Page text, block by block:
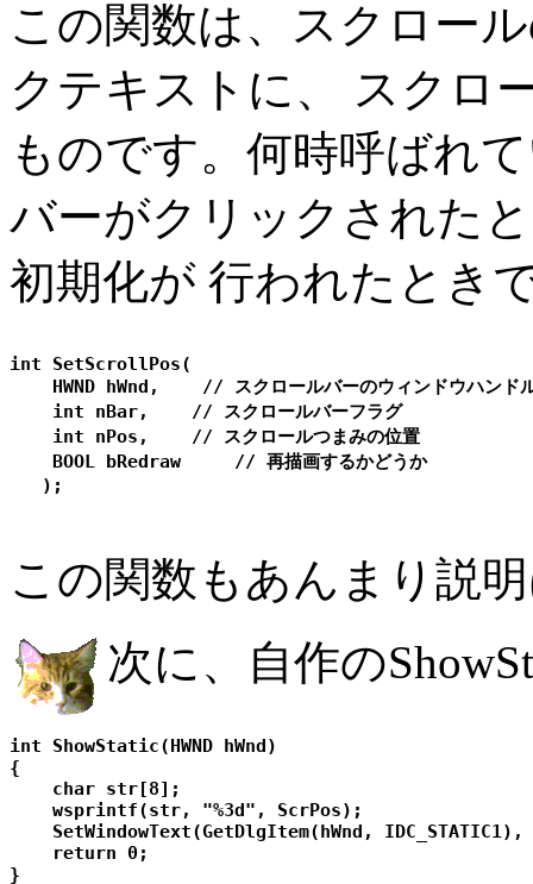
この関数は、スクロー
クテキストに、 スクロ
ものです。何時呼ばれ
バーがクリックされた
初期化が 行われたとき
int SetScrollPos(
HWND hWnd,    // スクロールバーのウィンドウハンド
    int nBar,    // スクロールバーフラグ
    int nPos,    // スクロールつまみの位置
    BOOL bRedraw     // 再描画するかどうか
この関数もあんまり説
次に、自作の
int ShowStatic(HWND hWnd)
{
    char str[8];
    wsprintf(str, "%3d", ScrPos);
SetWindowText(GetDlgItem(hWnd, IDC_STATIC1),
    return 0;